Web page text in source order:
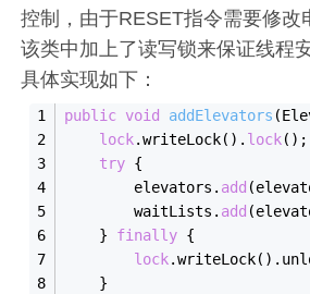
控制，由于RESET指令需要修改
该类中加上了读写锁来保证线程
具体实现如下：
public void addElevators (
lock.writeLock(). lock();
try {
        elevators.
add
        waitLists.
add
    }
finally {
lock
    }